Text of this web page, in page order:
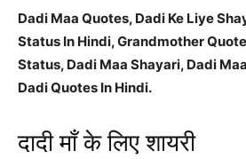
Dadi Maa Quotes, Dadi Ke Liye
Status In Hindi, Grandmother
Status, Dadi Maa Shayari, Dadi
Dadi Quotes In Hindi.
दादी माँ के लिए शायरी